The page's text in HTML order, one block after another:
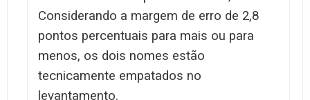
Considerando a margem de erro de 2,8
pontos percentuais para mais ou para
menos, os dois nomes estão
tecnicamente empatados no
levantamento.